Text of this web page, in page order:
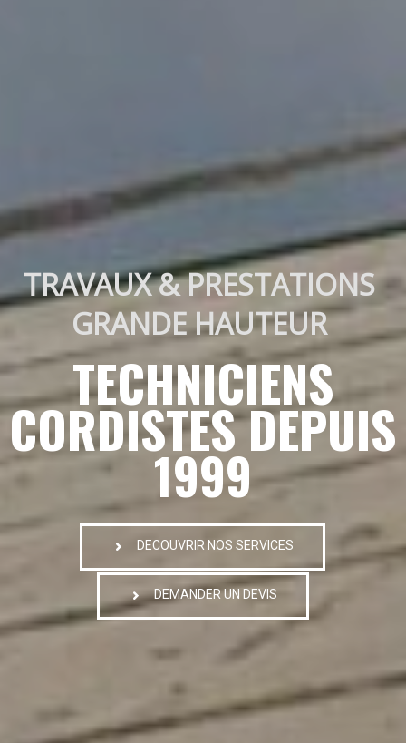
TRAVAUX & PRESTATIONS
GRANDE HAUTEUR
TECHNICIENS
CORDISTES DEPUIS
1999
DECOUVRIR NOS SERVICES
DEMANDER UN DEVIS